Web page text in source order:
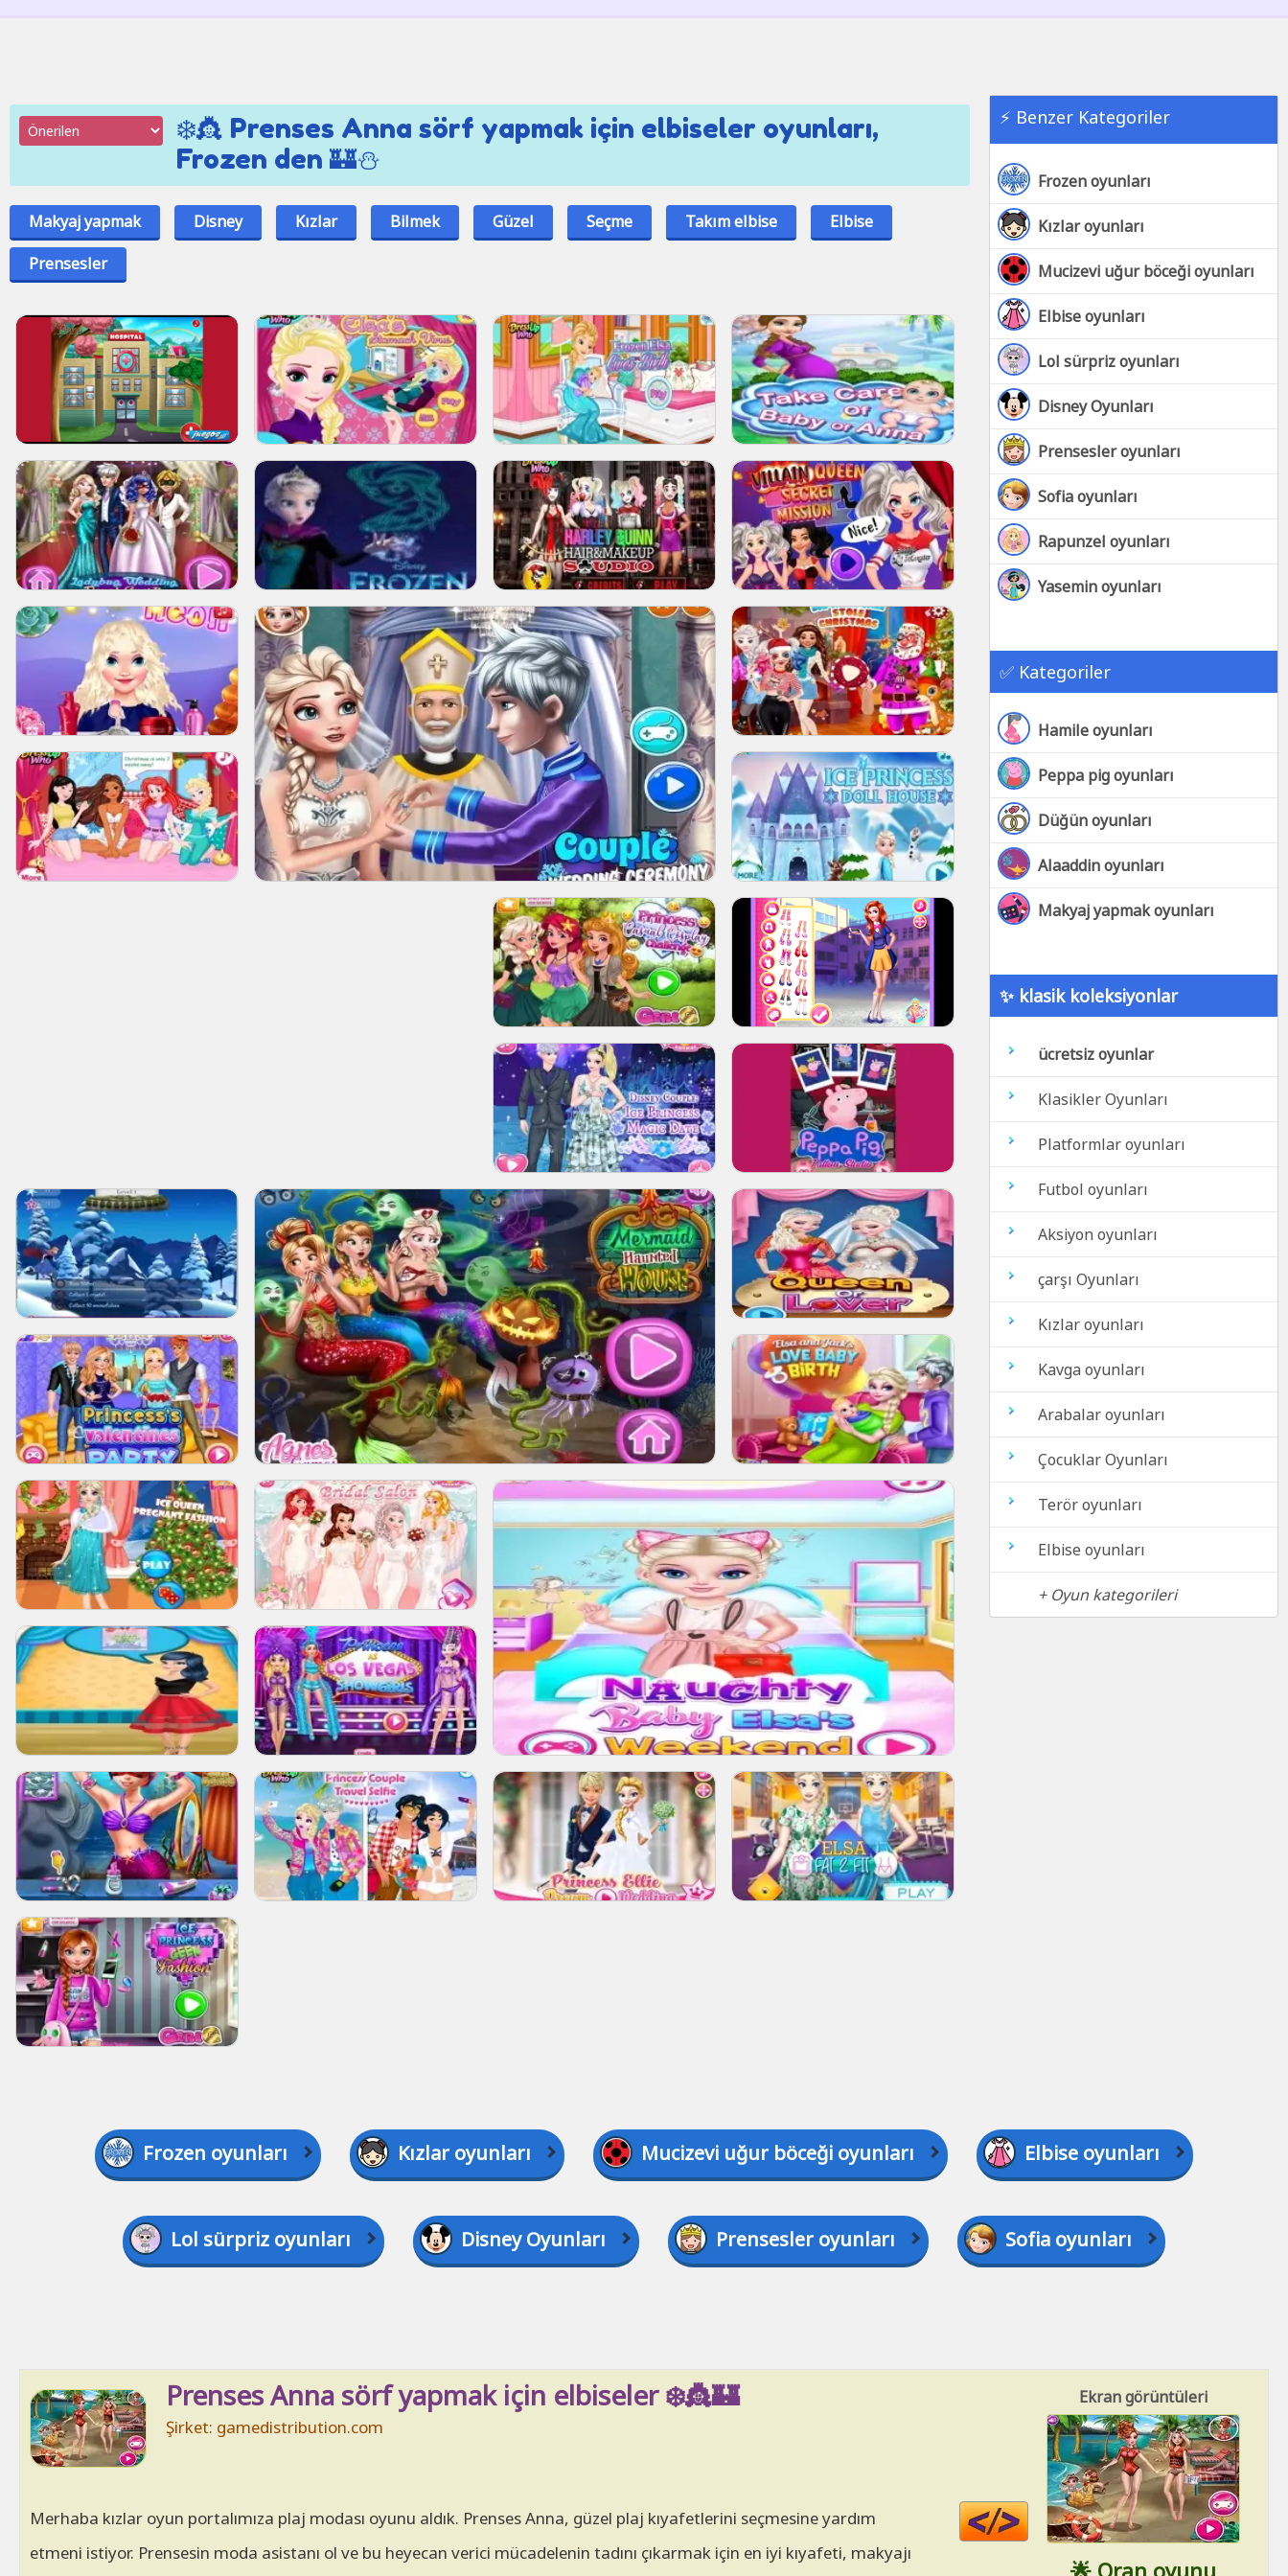
⚡ Benzer Kategoriler
Frozen oyunları
Kızlar oyunları
Mucizevi uğur böceği oyunları
Elbise oyunları
Lol sürpriz oyunları
Disney Oyunları
Prensesler oyunları
Sofia oyunları
Rapunzel oyunları
Yasemin oyunları
✅ Kategoriler
Hamile oyunları
Peppa pig oyunları
Düğün oyunları
Alaaddin oyunları
Makyaj yapmak oyunları
✨ klasik koleksiyonlar
ücretsiz oyunlar
Klasikler Oyunları
Platformlar oyunları
Futbol oyunları
Aksiyon oyunları
çarşı Oyunları
Kızlar oyunları
Kavga oyunları
Arabalar oyunları
Çocuklar Oyunları
Terör oyunları
Elbise oyunları
+ Oyun kategorileri
❄️👸 Prenses Anna sörf yapmak için elbiseler oyunları,
Frozen den 🏰⛄
Makyaj yapmak Disney Kızlar Bilmek Güzel Seçme Takım elbise
Elbise
Prensesler
Frozen oyunları Kızlar oyunları Mucizevi uğur böceği oyunları Elbise oyunları
Lol sürpriz oyunları Disney Oyunları Prensesler oyunları Sofia oyunları
Ekran görüntüleri
🌟 Oran oyunu
Prenses Anna sörf yapmak için elbiseler ❄️👸🏰
Şirket: gamedistribution.com
Code
HTML
Merhaba kızlar oyun portalımıza plaj modası oyunu aldık. Prenses Anna, güzel plaj kıyafetlerini seçmesine yardım
etmeni istiyor. Prensesin moda asistanı ol ve bu heyecan verici mücadelenin tadını çıkarmak için en iyi kıyafeti, makyajı